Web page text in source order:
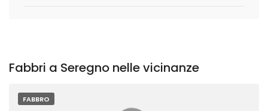
Fabbri a Seregno nelle vicinanze
FABBRO